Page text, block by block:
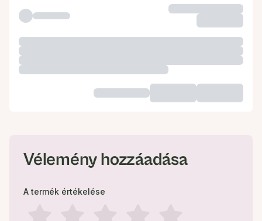
Vélemény hozzáadása
A termék értékelése